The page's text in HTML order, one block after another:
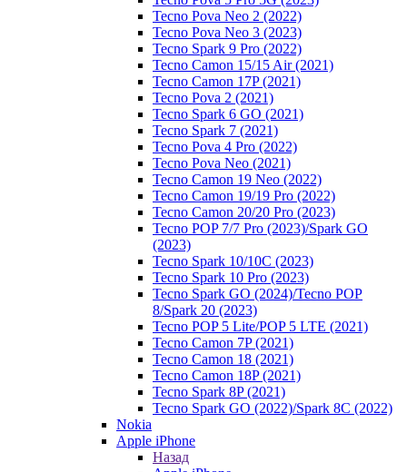
Tecno Pova Neo 2 (2022)
Tecno Pova Neo 3 (2023)
Tecno Spark 9 Pro (2022)
Tecno Camon 15/15 Air (2021)
Tecno Camon 17P (2021)
Tecno Pova 2 (2021)
Tecno Spark 6 GO (2021)
Tecno Spark 7 (2021)
Tecno Pova 4 Pro (2022)
Tecno Pova Neo (2021)
Tecno Camon 19 Neo (2022)
Tecno Camon 19/19 Pro (2022)
Tecno Camon 20/20 Pro (2023)
Tecno POP 7/7 Pro (2023)/Spark GO
(2023)
Tecno Spark 10/10C (2023)
Tecno Spark 10 Pro (2023)
Tecno Spark GO (2024)/Tecno POP
8/Spark 20 (2023)
Tecno POP 5 Lite/POP 5 LTE (2021)
Tecno Camon 7P (2021)
Tecno Camon 18 (2021)
Tecno Camon 18P (2021)
Tecno Spark 8P (2021)
Tecno Spark GO (2022)/Spark 8C (2022)
Nokia
Apple iPhone
Назад